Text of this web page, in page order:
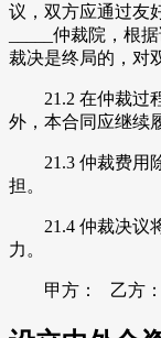
议，双方应通过友
_____仲裁院，根
裁决是终局的，对
21.2 在仲裁过程
外，本合同应继续
21.3 仲裁费用除
担。
21.4 仲裁决议将
力。
甲方： 乙方：